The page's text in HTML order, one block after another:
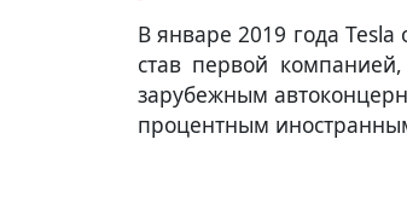
В январе 2019 года
став первой
зарубежным
процентным